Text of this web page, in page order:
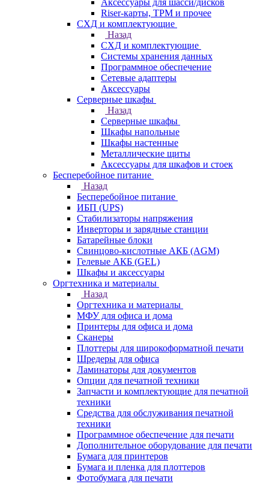
Аксессуары для шасси/дисков
Riser-карты, TPM и прочее
СХД и комплектующие
Назад
СХД и комплектующие
Системы хранения данных
Программное обеспечение
Сетевые адаптеры
Аксессуары
Серверные шкафы
Назад
Серверные шкафы
Шкафы напольные
Шкафы настенные
Металлические щиты
Аксессуары для шкафов и стоек
Бесперебойное питание
Назад
Бесперебойное питание
ИБП (UPS)
Стабилизаторы напряжения
Инверторы и зарядные станции
Батарейные блоки
Свинцово-кислотные АКБ (AGM)
Гелевые АКБ (GEL)
Шкафы и аксессуары
Оргтехника и материалы
Назад
Оргтехника и материалы
МФУ для офиса и дома
Принтеры для офиса и дома
Сканеры
Плоттеры для широкоформатной печати
Шредеры для офиса
Ламинаторы для документов
Опции для печатной техники
Запчасти и комплектующие для печатной
техники
Средства для обслуживания печатной
техники
Программное обеспечение для печати
Дополнительное оборудование для печати
Бумага для принтеров
Бумага и пленка для плоттеров
Фотобумага для печати